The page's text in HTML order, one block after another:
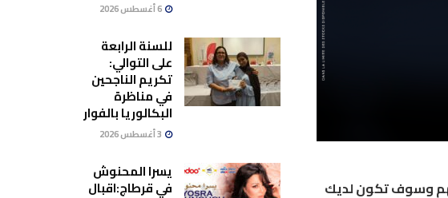
وسوف تكون لديك
6 أغسطس 2026
للسنة الرابعة
على التوالي:
تكريم الناجحين
في مناظرة
البكالوريا بالفوار
يسرا المحنوش
في قرطاج:اقبال